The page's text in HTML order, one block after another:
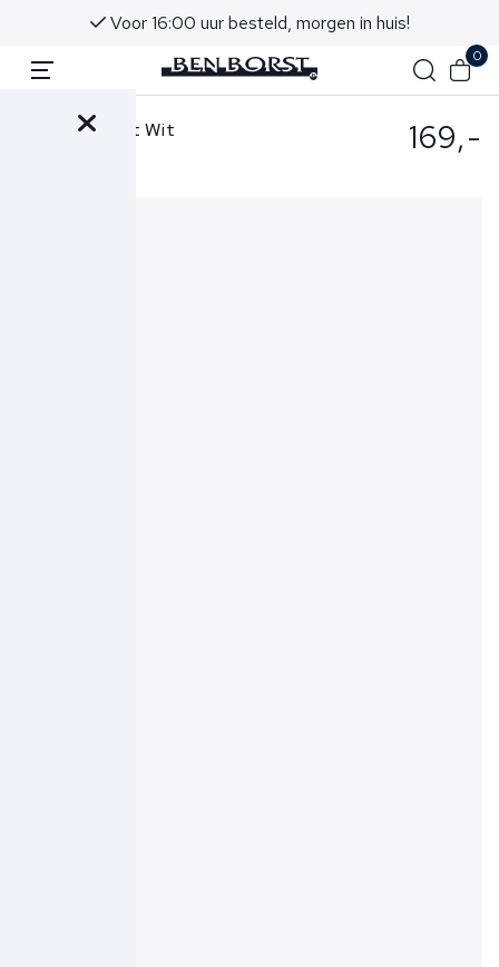
Voor 16:00 uur besteld, morgen in huis!
0
Berwich Short Wit 169,-